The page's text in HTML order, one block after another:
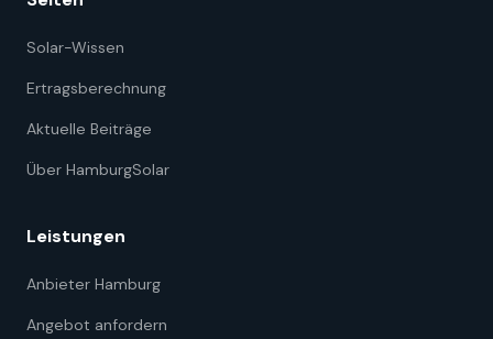
Solar-Wissen
Ertragsberechnung
Aktuelle Beiträge
Über HamburgSolar
Leistungen
Anbieter Hamburg
Angebot anfordern